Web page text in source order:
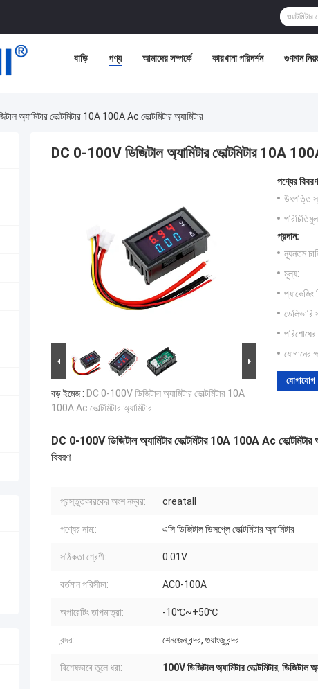
বাড়ি পণ্য আমাদের সম্পর্কে কারখানা পরিদর্শন গুণমান
অ্যামিটার ভোল্টমিটার 10A 100A Ac ভোল্টমিটার অ্যামিটার
DC 0-100V ডিজিটাল অ্যামিটার ভোল্টমিটার 10A
বড় ইমেজ : DC 0-100V ডিজিটাল অ্যামিটার ভোল্টমিটার 10A
100A Ac ভোল্টমিটার অ্যামিটার
পণ্যের
উৎপত্তি
প্রদান:
ন্যূনতম
মূল্য:
প্যাকেজিং
ডেলিভারি
পরিশোধের
যোগানের
যোগাযোগ
DC 0-100V ডিজিটাল অ্যামিটার ভোল্টমিটার 10A 100A Ac ভোল্টমিটার
বিবরণ
প্রস্তুতকারকের অংশ নম্বর: creatall
পণ্যের নাম:: এসি ডিজিটাল ডিসপ্লে ভোল্টমিটার অ্যামিটার
সঠিকতা শ্রেণী: 0.01V
বর্তমান পরিসীমা: AC0-100A
অপারেটিং তাপমাত্রা: -10℃~+50℃
বন্দর: শেনজেন বন্দর, গুয়াংজু বন্দর
বিশেষভাবে তুলে ধরা: 100V ডিজিটাল অ্যামিটার ভোল্টমিটার, ডিজিটাল